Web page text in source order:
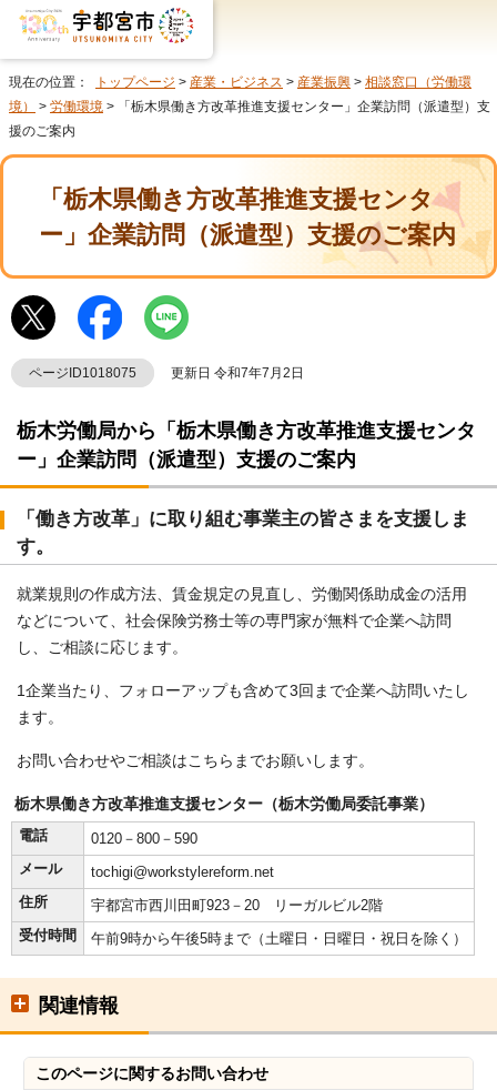
現在の位置： トップページ > 産業・ビジネス > 産業振興 > 相談窓口（労働環
境）
> 労働環境 > 「栃木県働き方改革推進支援センター」企業訪問（派遣型）支
援のご案内
「栃木県働き方改革推進支援センタ
ー」企業訪問（派遣型）支援のご案内
ページID1018075 更新日 令和7年7月2日
栃木労働局から「栃木県働き方改革推進支援センタ
ー」企業訪問（派遣型）支援のご案内
「働き方改革」に取り組む事業主の皆さまを支援しま
す。
就業規則の作成方法、賃金規定の見直し、労働関係助成金の活用
などについて、社会保険労務士等の専門家が無料で企業へ訪問
し、ご相談に応じます。
1企業当たり、フォローアップも含めて3回まで企業へ訪問いたし
ます。
お問い合わせやご相談はこちらまでお願いします。
栃木県働き方改革推進支援センター（栃木労働局委託事業）
電話
0120－800－590
メール
tochigi@workstylereform.net
住所
宇都宮市西川田町923－20 リーガルビル2階
受付時間
午前9時から午後5時まで（土曜日・日曜日・祝日を除く）
関連情報
このページに関するお問い合わせ